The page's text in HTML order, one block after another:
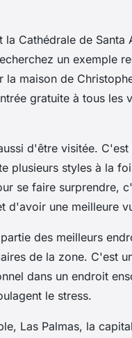
Cathédrale de
un exemple
maison de
gratuite à tous les
d'être visitée.
plusieurs styles à la
se faire surprendre,
d'avoir une meilleure
des meilleurs
de la zone. C'est
dans un endroit
le stress.
Las Palmas, la